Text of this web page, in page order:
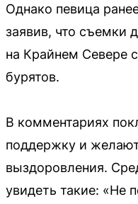
Однако певица
заявив, что съемки
на Крайнем Севере
бурятов.
В комментариях
поддержку и
выздоровления.
увидеть такие: «Не